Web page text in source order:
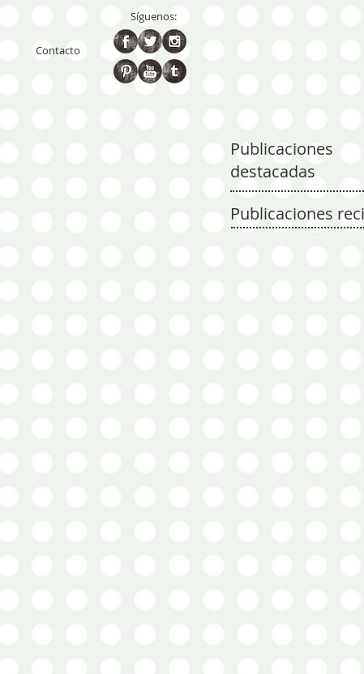
Contacto
Síguenos:
Publicaciones
destacadas
Publicaciones